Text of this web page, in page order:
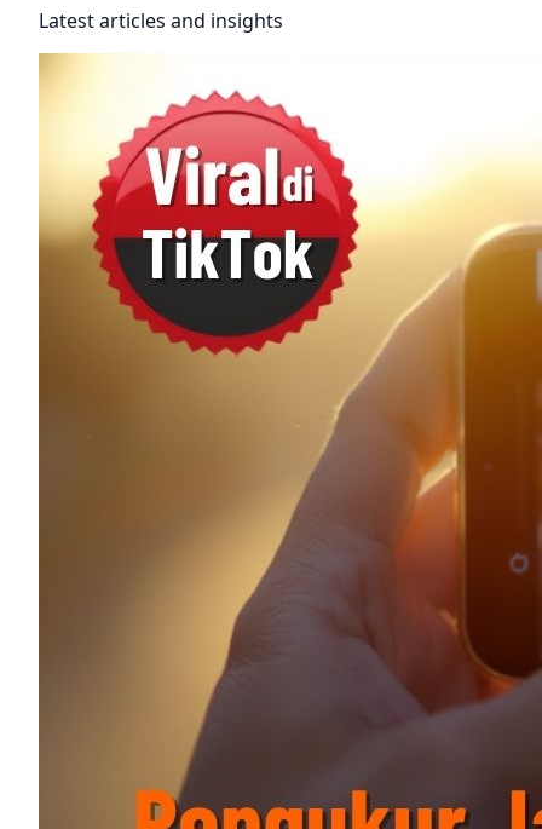
Latest articles and insights